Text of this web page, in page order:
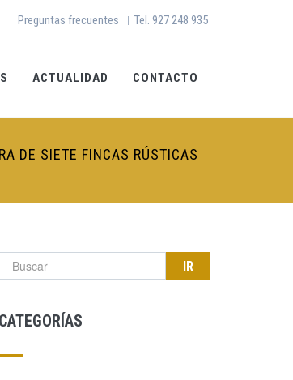
Preguntas frecuentes | Tel. 927 248 935
ACTUALIDAD CONTACTO
DE SIETE FINCAS RÚSTICAS
Formulario de búsqueda
CATEGORÍAS